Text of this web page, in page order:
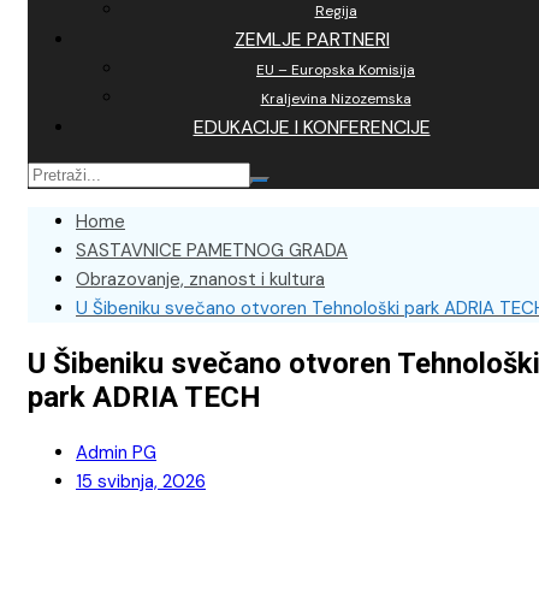
Regija
ZEMLJE PARTNERI
EU – Europska Komisija
Kraljevina Nizozemska
EDUKACIJE I KONFERENCIJE
Home
SASTAVNICE PAMETNOG GRADA
Obrazovanje, znanost i kultura
U Šibeniku svečano otvoren Tehnološki park ADRIA
U Šibeniku svečano otvoren Tehnološki
park ADRIA TECH
Admin PG
15 svibnja, 2026